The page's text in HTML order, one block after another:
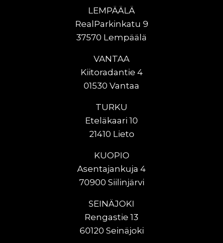
LEMPÄÄLÄ
RealParkinkatu 9
37570 Lempäälä
VANTAA
Kiitoradantie 4
01530 Vantaa
TURKU
Eteläkaari 10
21410 Lieto
KUOPIO
Asentajankuja 4
70900 Siilinjärvi
SEINÄJOKI
Rengastie 13
60120 Seinäjoki